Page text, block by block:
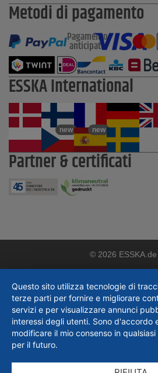
Metodi di pagamento
Pagamento
anticipato
ESSKA International
new new
Partner & certificati
© 2026
Questo sito utilizza tecnologie di
terze parti per fornire e migliorare
servizi e per visualizzare annunci
interessi degli utenti. Sono d'accordo
modificare il mio consenso in
per il futuro.